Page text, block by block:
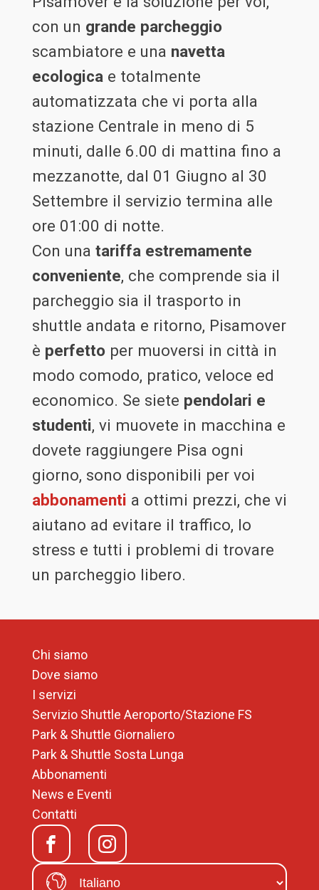
Pisamover è la soluzione per voi,
con un grande parcheggio
scambiatore e una navetta
ecologicae totalmente
automatizzata che vi porta alla
stazione Centrale in meno di 5
minuti, dalle 6.00 di mattina fino a
mezzanotte, dal 01 Giugno al 30
Settembre il servizio termina alle
ore 01:00 di notte.
Con una tariffa estremamente
conveniente, che comprende sia il
parcheggio sia il trasporto in
shuttle andata e ritorno, Pisamover
è perfetto per muoversi in città in
modo comodo, pratico, veloce ed
economico. Se siete pendolari e
studenti, vi muovete in macchina e
dovete raggiungere Pisa ogni
giorno, sono disponibili per voi
abbonamenti a ottimi prezzi, che vi
aiutano ad evitare il traffico, lo
stress e tutti i problemi di trovare
un parcheggio libero.
Chi siamo